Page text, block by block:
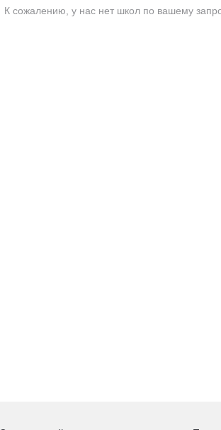
К сожалению, у нас нет школ по вашему